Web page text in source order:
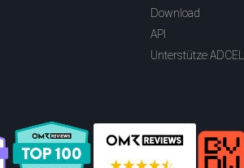
Download
API
Unterstütze ADCELL